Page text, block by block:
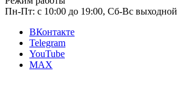
Пн-Пт: с 10:00 до 19:00, Сб-Вс выходной
ВКонтакте
Telegram
YouTube
MAX